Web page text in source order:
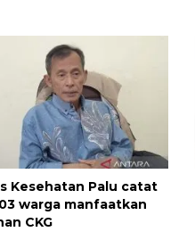
Kesehatan Palu catat
warga manfaatkan
CKG